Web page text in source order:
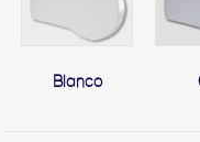
Blanco